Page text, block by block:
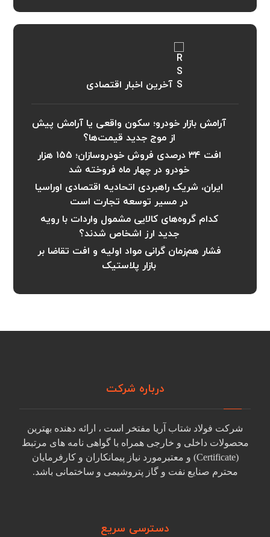
آخرین اخبار اقتصادی
آرامش بازار خودرو؛ سکون واقعی یا آرامش پیش
از موج جدید قیمت‌ها؟
افت ۳۴ درصدی فروش خودروسازان؛ ۱۵۵ هزار
خودرو در چهار ماه فروخته شد
ایران، شریک راهبردی اتحادیه اقتصادی اوراسیا
در مسیر توسعه تجارت است
کدام گروه‌های کالایی مشمول واردات با رویه
جدید ارز اشخاص شدند؟
فشار هم‌زمان گرانی مواد اولیه و افت تقاضا بر
بازار پلاستیک
درباره شرکت
شرکت فولاد شتاب آریا مفتخر است ، ارائه دهنده بهترین
محصولات داخلی و خارجی همراه با گواهی نامه های مرتبط
(Certificate) و معتبرمورد نیاز پیمانکاران و کارفرمایان
محترم صنایع نفت و گاز پتروشیمی و ساختمانی باشد.
دسترسی سریع